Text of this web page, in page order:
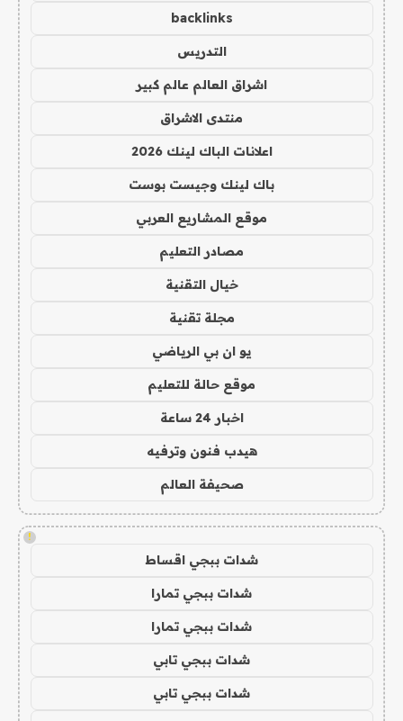
backlinks
التدريس
اشراق العالم عالم كبير
منتدى الاشراق
اعلانات الباك لينك 2026
باك لينك وجيست بوست
موقع المشاريع العربي
مصادر التعليم
خيال التقنية
مجلة تقنية
يو ان بي الرياضي
موقع حالة للتعليم
اخبار 24 ساعة
هيدب فنون وترفيه
صحيفة العالم
!
شدات ببجي اقساط
شدات ببجي تمارا
شدات ببجي تمارا
شدات ببجي تابي
شدات ببجي تابي